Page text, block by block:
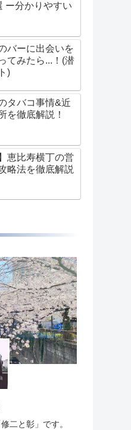
ー分かりやすい
バーに出会いを
てみたら...！(潜
)
タバコ事情&近
を徹底解説！
恵比寿横丁の営
略法を徹底解説
二と彰」です。